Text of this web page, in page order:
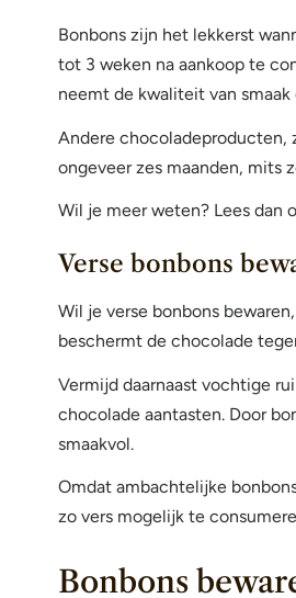
Bonbons zijn het lekkerst
tot 3 weken na aankoop te
neemt de kwaliteit van
Andere chocoladeproducten,
ongeveer zes maanden, mits
Wil je meer weten? Lees dan
Verse bonbons
Wil je verse bonbons
beschermt de chocolade
Vermijd daarnaast vochtige
chocolade aantasten. Door
smaakvol.
Omdat ambachtelijke
zo vers mogelijk te
Bonbons